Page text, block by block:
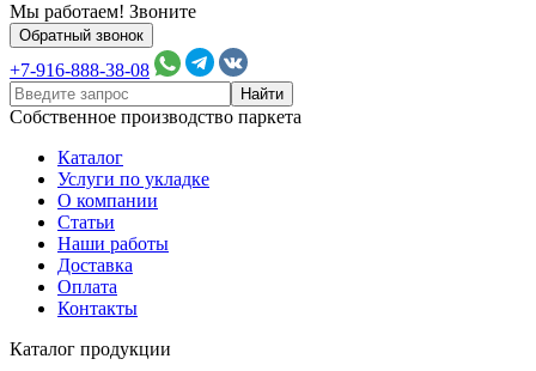
Мы работаем! Звоните
Обратный звонок
+7-916-888-38-08
Собственное производство паркета
Каталог
Услуги по укладке
О компании
Статьи
Наши работы
Доставка
Оплата
Контакты
Каталог продукции